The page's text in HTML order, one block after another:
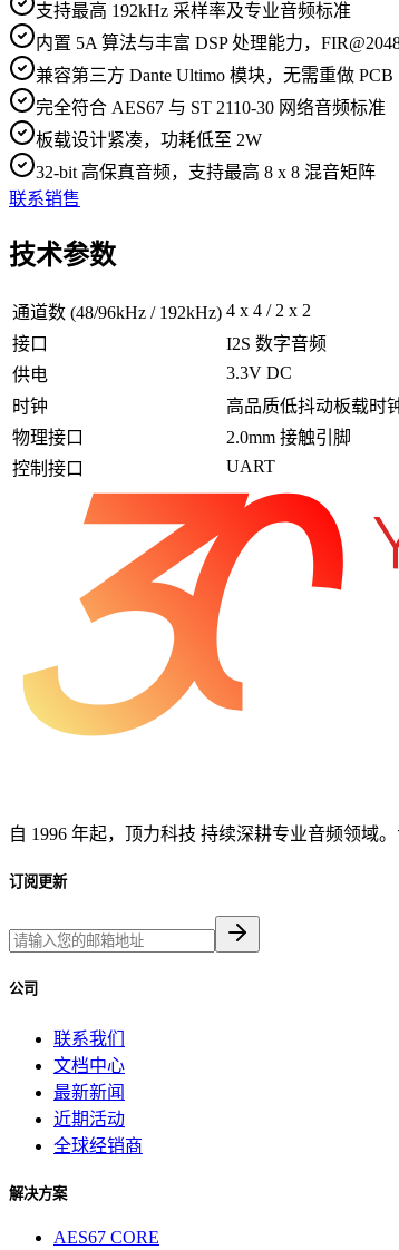
支持最高 192kHz 采样率及专业音频标准
内置 5A 算法与丰富 DSP 处理能力，
兼容第三方 Dante Ultimo 模块，无需重做 PCB
完全符合 AES67 与 ST 2110-30 网络音频标准
板载设计紧凑，功耗低至 2W
32-bit 高保真音频，支持最高 8 x 8 混音矩阵
联系销售
技术参数
通道数 (48/96kHz / 192kHz) 4 x 4 / 2 x 2
接口
I2S 数字音频
供电
3.3V DC
时钟
高品质低抖动板载时
物理接口
2.0mm 接触引脚
控制接口
UART
自 1996 年起，顶力科技 持续深耕专业音频领域
订阅更新
公司
联系我们
文档中心
最新新闻
近期活动
全球经销商
解决方案
AES67 CORE